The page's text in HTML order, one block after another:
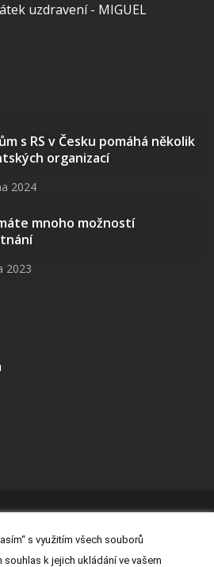
uzdravení - MIGUEL
s RS v Česku pomáhá několik
organizací
2024
mnoho možností
2023
o cookies|Nastavení cookies
s využitím všech souborů
k jejich ukládání ve vašem